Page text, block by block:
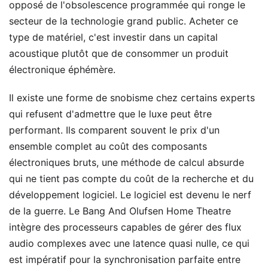
opposé de l'obsolescence programmée qui ronge le
secteur de la technologie grand public. Acheter ce
type de matériel, c'est investir dans un capital
acoustique plutôt que de consommer un produit
électronique éphémère.
Il existe une forme de snobisme chez certains experts
qui refusent d'admettre que le luxe peut être
performant. Ils comparent souvent le prix d'un
ensemble complet au coût des composants
électroniques bruts, une méthode de calcul absurde
qui ne tient pas compte du coût de la recherche et du
développement logiciel. Le logiciel est devenu le nerf
de la guerre. Le Bang And Olufsen Home Theatre
intègre des processeurs capables de gérer des flux
audio complexes avec une latence quasi nulle, ce qui
est impératif pour la synchronisation parfaite entre